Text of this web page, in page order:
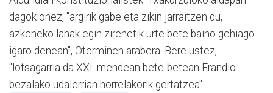
dagokionez, "argirik gabe eta zikin jarraitzen du,
azkeneko lanak egin zirenetik urte bete baino gehiago
igaro denean", Oterminen arabera. Bere ustez,
"lotsagarria da XXI. mendean bete-betean Erandio
bezalako udalerrian horrelakorik gertatzea".